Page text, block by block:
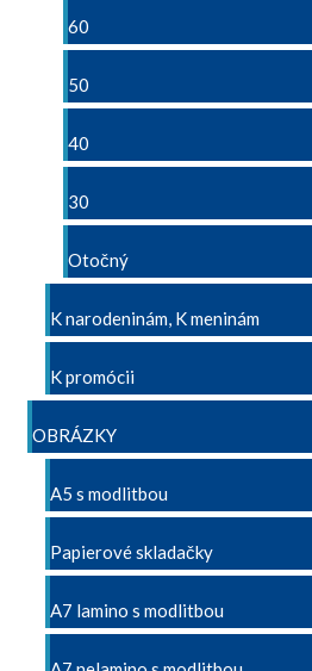
60
50
40
30
Otočný
K narodeninám, K meninám
K promócii
OBRÁZKY
A5 s modlitbou
Papierové skladačky
A7 lamino s modlitbou